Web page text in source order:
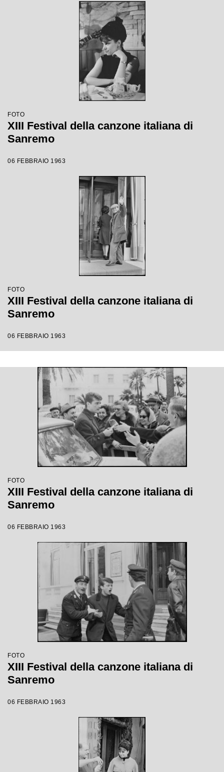
FOTO
XIII Festival della canzone italiana di
Sanremo
06 FEBBRAIO 1963
FOTO
XIII Festival della canzone italiana di
Sanremo
06 FEBBRAIO 1963
FOTO
XIII Festival della canzone italiana di
Sanremo
06 FEBBRAIO 1963
FOTO
XIII Festival della canzone italiana di
Sanremo
06 FEBBRAIO 1963